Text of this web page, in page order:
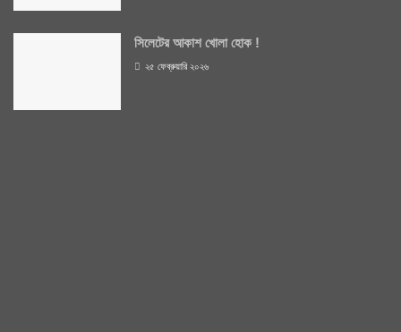
সিলেটের আকাশ খোলা হোক !
২৫ ফেব্রুয়ারি ২০২৬